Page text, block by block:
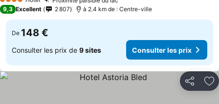
4 Étoiles
9,3 Excellent 2 807 à 2.4 km de : Centre-ville
De 148 €
Consulter les prix de 9 sites Consulter les prix
Partager